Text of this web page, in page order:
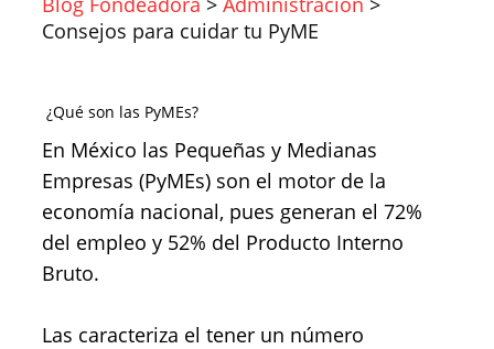
Consejos para cuidar tu PyME
¿Qué son las PyMEs?
En México las Pequeñas y Medianas
Empresas (PyMEs) son el motor de la
economía nacional, pues generan el 72%
del empleo y 52% del Producto Interno
Bruto.
Las caracteriza el tener un número